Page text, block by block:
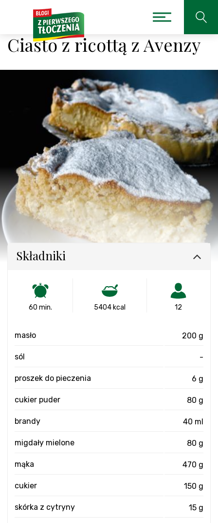
Ciasto z ricottą z Avenzy
Składniki
60 min. 5404 kcal 12
masło 200 g
sól -
proszek do pieczenia 6 g
cukier puder 80 g
brandy 40 ml
migdały mielone 80 g
mąka 470 g
cukier 150 g
skórka z cytryny 15 g